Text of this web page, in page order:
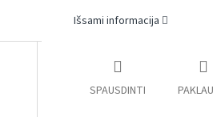
Išsami informacija
SPAUSDINTI